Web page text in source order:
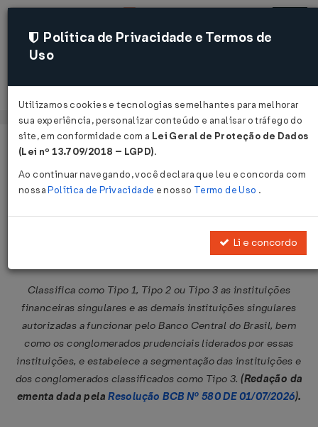
Acessar
Página Inicial Legislações
Resolução BCB Nº 436 DE
Classifica como Tipo 1, Tipo 2 ou Tipo 3 as instituições
financeiras singulares e as demais instituições singulares
autorizadas a funcionar pelo Banco Central do Brasil, bem
como os conglomerados prudenciais liderados por essas
instituições, e estabelece a segmentação das instituições e
dos conglomerados classificados como Tipo 3.(Redação da
ementa dada pelaResolução BCB Nº 580 DE 01/07/2026).
Política de Privacidade e Termos de
Uso
Utilizamos cookies e tecnologias semelhantes para melhorar
sua experiência, personalizar conteúdo e analisar o tráfego do
site, em conformidade com a Lei Geral de Proteção de Dados
(Lei nº 13.709/2018 – LGPD).
Ao continuar navegando, você declara que leu e concorda com
nossaPolítica de Privacidade e nosso Termo de Uso .
Li e concordo